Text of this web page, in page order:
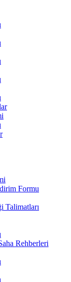
Formu
Talimatları
Rehberleri